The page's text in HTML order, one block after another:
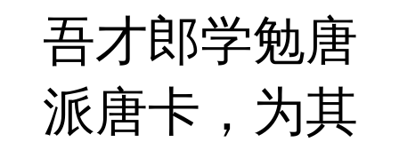
吾才郎学勉唐
派唐卡，为其